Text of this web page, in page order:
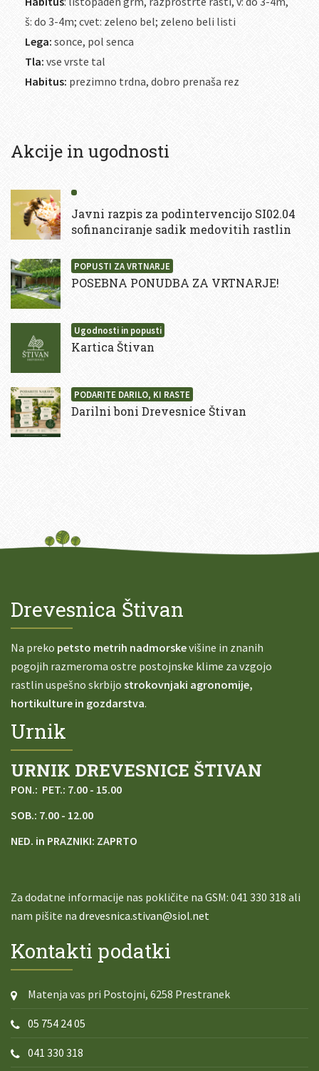
š: do 3-4m; cvet: zeleno bel; zeleno beli listi
Lega: sonce, pol senca
Tla: vse vrste tal
Habitus: prezimno trdna, dobro prenaša rez
Akcije in ugodnosti
Javni razpis za podintervencijo SI02.04
sofinanciranje sadik medovitih rastlin
POPUSTI ZA VRTNARJE
POSEBNA PONUDBA ZA VRTNARJE!
Ugodnosti in popusti
Kartica Štivan
PODARITE DARILO, KI RASTE
Darilni boni Drevesnice Štivan
Drevesnica Štivan
Na preko petsto metrih nadmorskevišine in znanih
pogojih razmeroma ostre postojnske klime za vzgojo
rastlin uspešno skrbijo strokovnjaki agronomije,
hortikulture in gozdarstva.
Urnik
URNIK DREVESNICE ŠTIVAN
PON.: PET.: 7.00 - 15.00
SOB.: 7.00 - 12.00
NED. in PRAZNIKI: ZAPRTO
Za dodatne informacije nas pokličite na GSM: 041 330 318 ali
nam pišite na drevesnica.stivan@siol.net
Kontakti podatki
Matenja vas pri Postojni, 6258 Prestranek
05 754 24 05
041 330 318